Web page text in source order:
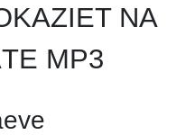
NA
MP3